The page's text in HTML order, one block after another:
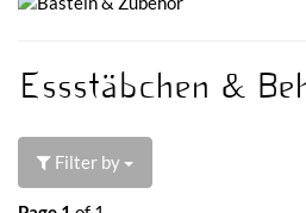
Essstäbchen &
Filter by